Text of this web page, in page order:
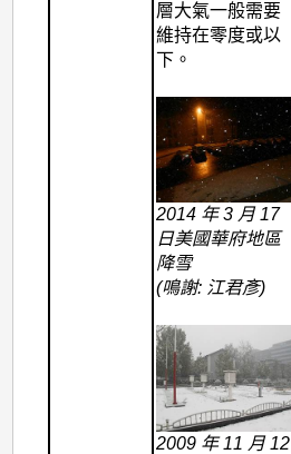
層大氣一般需要
維持在零度或以
下。
2014 年 3 月 17
日美國華府地區
降雪
(鳴謝: 江君彥)
2009 年 11 月 12